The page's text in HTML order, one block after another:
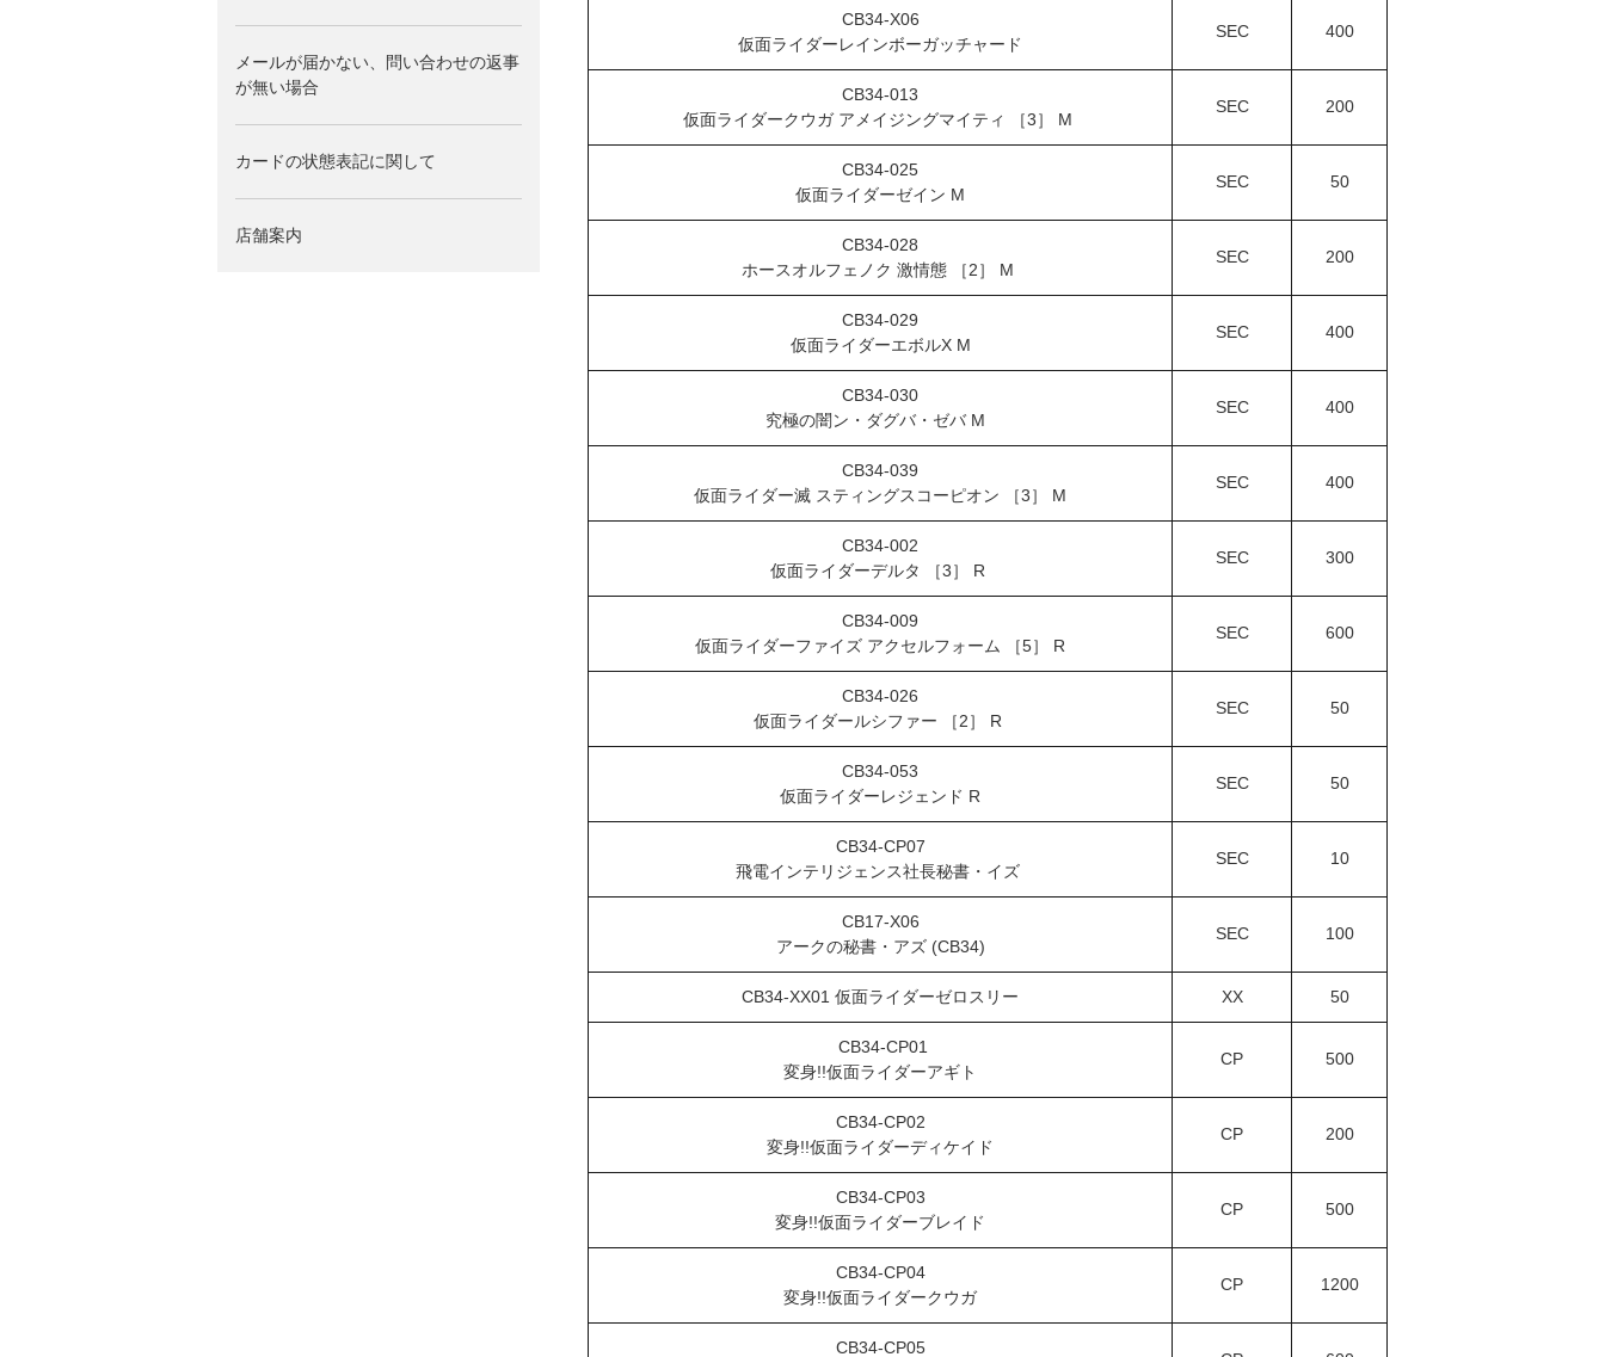
CB34-X06
仮面ライダーレインボーガッチャード
SEC 400
CB34-013
仮面ライダークウガ アメイジングマイティ ［3］ M
SEC 200
CB34-025
仮面ライダーゼイン M
SEC 50
CB34-028
ホースオルフェノク 激情態 ［2］ M
SEC 200
CB34-029
仮面ライダーエボルX M
SEC 400
CB34-030
究極の闇ン・ダグバ・ゼバ M
SEC 400
CB34-039
仮面ライダー滅 スティングスコーピオン ［3］ M
SEC 400
CB34-002
仮面ライダーデルタ ［3］ R
SEC 300
CB34-009
仮面ライダーファイズ アクセルフォーム ［5］ R
SEC 600
CB34-026
仮面ライダールシファー ［2］ R
SEC 50
CB34-053
仮面ライダーレジェンド R
SEC 50
CB34-CP07
飛電インテリジェンス社長秘書・イズ
SEC 10
CB17-X06
アークの秘書・アズ (CB34)
SEC 100
CB34-XX01 仮面ライダーゼロスリー XX 50
CB34-CP01
変身!!仮面ライダーアギト
CP 500
CB34-CP02
変身!!仮面ライダーディケイド
CP 200
CB34-CP03
変身!!仮面ライダーブレイド
CP 500
CB34-CP04
変身!!仮面ライダークウガ
CP 1200
CB34-CP05
メールが届かない、問い合わせの返事
が無い場合
カードの状態表記に関して
店舗案内